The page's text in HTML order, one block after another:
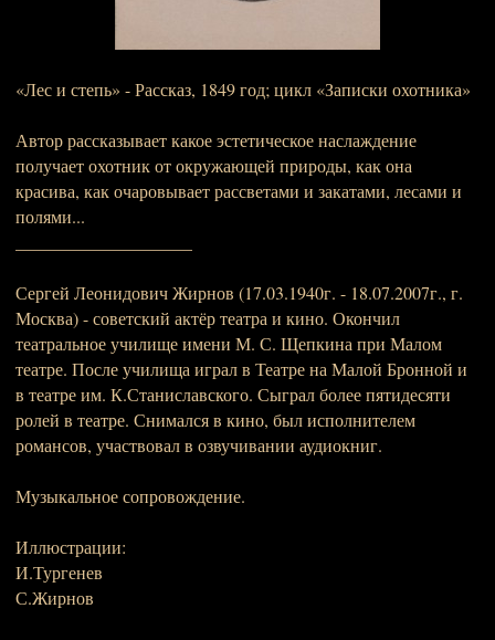
«Лес и степь» - Рассказ, 1849 год; цикл «Записки охотника»
Автор рассказывает какое эстетическое наслаждение
получает охотник от окружающей природы, как она
красива, как очаровывает рассветами и закатами, лесами и
полями...
Сергей Леонидович Жирнов (17.03.1940г. - 18.07.2007г., г.
Москва) - советский актёр театра и кино. Окончил
театральное училище имени М. С. Щепкина при Малом
театре. После училища играл в Театре на Малой Бронной и
в театре им. К.Станиславского. Сыграл более пятидесяти
ролей в театре. Снимался в кино, был исполнителем
романсов, участвовал в озвучивании аудиокниг.
Музыкальное сопровождение.
Иллюстрации:
И.Тургенев
С.Жирнов